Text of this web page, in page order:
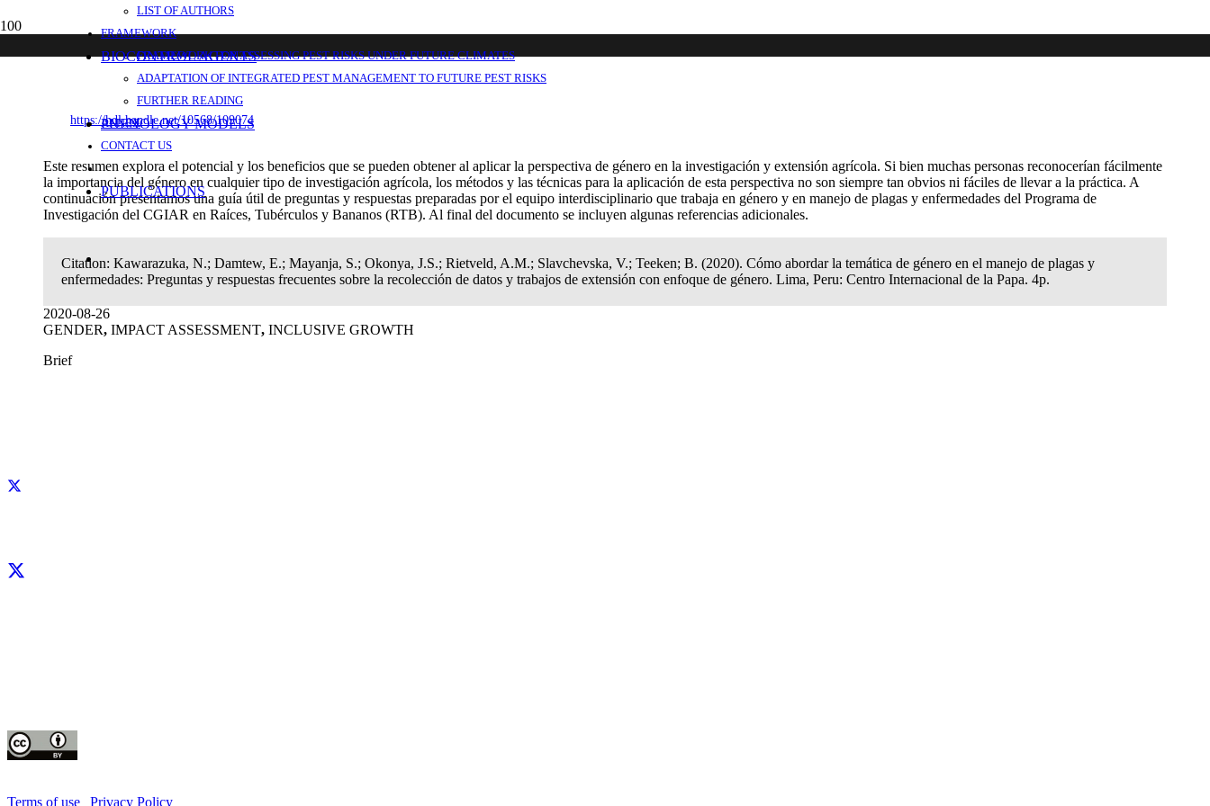
LIST OF AUTHORS
FRAMEWORK
FRAMEWORK FOR ASSESSING PEST RISKS UNDER FUTURE CLIMATES
ADAPTATION OF INTEGRATED PEST MANAGEMENT TO FUTURE PEST RISKS
FURTHER READING
ANNEX
CONTACT US
BIOCONTROL AGENTS
PHENOLOGY MODELS
PUBLICATIONS
Cómo abordar la temática de género en el manejo de plagas y enfermedades: Preguntas y respuestas frecuentes sobre la
recolección de datos y trabajos de extensión con enfoque de género
https://hdl.handle.net/10568/109074
Este resumen explora el potencial y los beneficios que se pueden obtener al aplicar la perspectiva de género en la investigación y extensión agrícola. Si bien muchas personas reconocerían fácilmente
la importancia del género en cualquier tipo de investigación agrícola, los métodos y las técnicas para la aplicación de esta perspectiva no son siempre tan obvios ni fáciles de llevar a la práctica. A
continuación presentamos una guía útil de preguntas y respuestas preparadas por el equipo interdisciplinario que trabaja en género y en manejo de plagas y enfermedades del Programa de
Investigación del CGIAR en Raíces, Tubérculos y Bananos (RTB). Al final del documento se incluyen algunas referencias adicionales.
Citation: Kawarazuka, N.; Damtew, E.; Mayanja, S.; Okonya, J.S.; Rietveld, A.M.; Slavchevska, V.; Teeken; B. (2020). Cómo abordar la temática de género en el manejo de plagas y
enfermedades: Preguntas y respuestas frecuentes sobre la recolección de datos y trabajos de extensión con enfoque de género. Lima, Peru: Centro Internacional de la Papa. 4p.
2020-08-26
GENDER, IMPACT ASSESSMENT, INCLUSIVE GROWTH
Brief
Terms of use Privacy Policy